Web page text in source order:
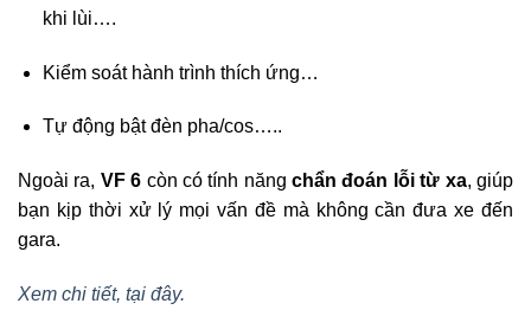
khi lùi….
Kiểm soát hành trình thích ứng…
Tự động bật đèn pha/cos…..
Ngoài ra, VF 6 còn có tính năngchẩn đoán lỗi từ xa, giúp
bạn kịp thời xử lý mọi vấn đề mà không cần đưa xe đến
gara.
Xem chi tiết, tại đây.